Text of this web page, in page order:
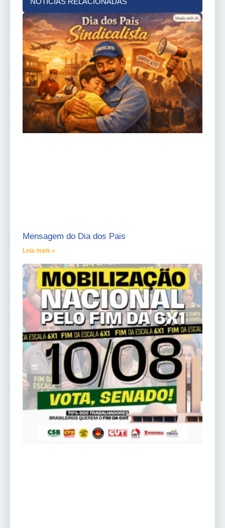
Mensagem do Dia dos Pais
Leia mais »